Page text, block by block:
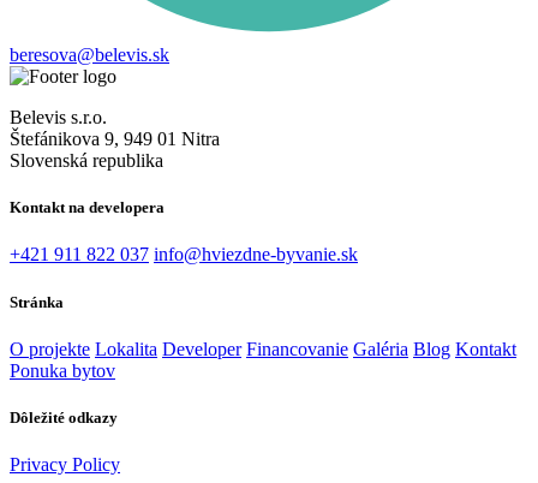
beresova@belevis.sk
Belevis s.r.o.
Štefánikova 9, 949 01 Nitra
Slovenská republika
Kontakt na developera
+421 911 822 037 info@hviezdne-byvanie.sk
Stránka
O projekte Lokalita Developer Financovanie Galéria Blog Kontakt
Ponuka bytov
Dôležité odkazy
Privacy Policy